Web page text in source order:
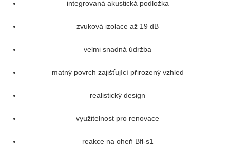
integrovaná akustická podložka
zvuková izolace až 19 dB
velmi snadná údržba
matný povrch zajišťující přirozený vzhled
realistický design
využitelnost pro renovace
reakce na oheň Bfl-s1